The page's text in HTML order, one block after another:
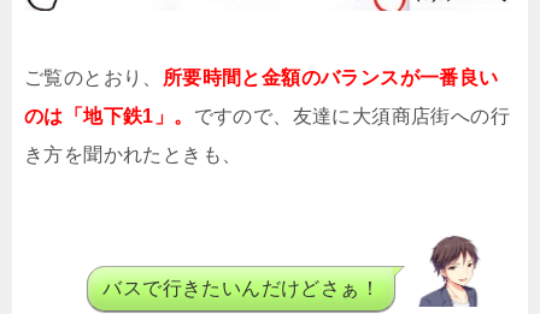
ご覧のとおり、 所要時間と金額のバランスが一番良い
のは「地下鉄1」。 ですので、友達に大須商店街への行
き方を聞かれたときも、
バスで行きたいんだけどさぁ！